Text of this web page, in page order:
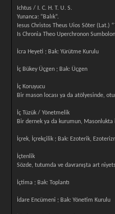
Ichtus / I. C. H. T. U. S.
Yunanca: “Balık”.
Iesus Christos Theus Uios Sõter (Lat.)
Is Chronia Theo Uperchronon
İcra Heyeti ; Bak: Yürütme Kurulu
İç Bükey Üçgen ; Bak: Üçgen
İç Koruyucu
Bir mason locası ya da atölyesinde,
İç Tüzük / Yönetmelik
Bir dernek ya da kurumun,
İçrek, İçrekçilik ; Bak: Ezoterik,
İçtenlik
Sözde, tutumda ve davranışta art
İçtima ; Bak: Toplantı
İdare Encümeni ; Bak: Yönetim Kurulu